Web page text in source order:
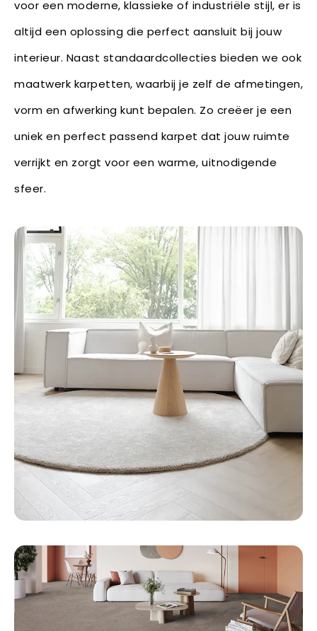
voor een moderne, klassieke of industriële stijl, er is
altijd een oplossing die perfect aansluit bij jouw
interieur. Naast standaardcollecties bieden we ook
maatwerk karpetten, waarbij je zelf de afmetingen,
vorm en afwerking kunt bepalen. Zo creëer je een
uniek en perfect passend karpet dat jouw ruimte
verrijkt en zorgt voor een warme, uitnodigende
sfeer.